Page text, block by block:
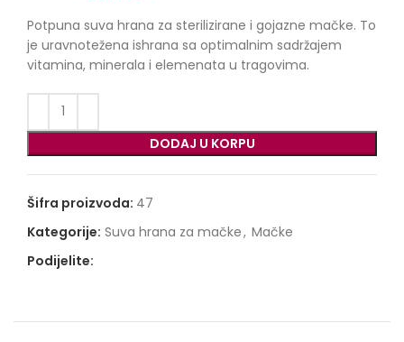
je
bila:
61,50 €.
je:
55,35 €.
Potpuna suva hrana za sterilizirane i gojazne mačke. To
je uravnotežena ishrana sa optimalnim sadržajem
vitamina, minerala i elemenata u tragovima.
DODAJ U KORPU
Šifra proizvoda: 47
Kategorije: Suva hrana za mačke, Mačke
Podijelite: